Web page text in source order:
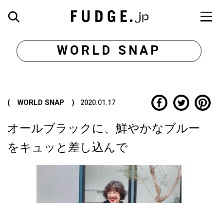
WORLD SNAP
( WORLD SNAP ) 2020.01.17
オールブラックに、鮮やかなブルー
をキュッと差し込んで